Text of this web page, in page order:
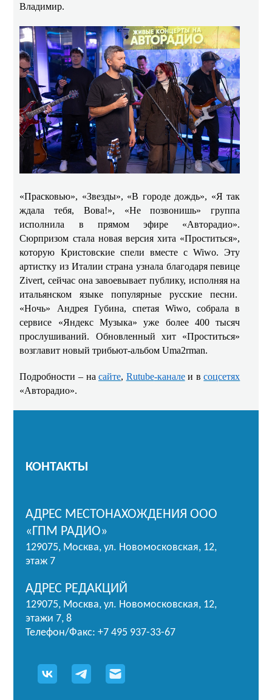
Владимир.
«Прасковью», «Звезды», «В городе дождь», «Я так
ждала тебя, Вова!», «Не позвонишь» группа
исполнила в прямом эфире «Авторадио».
Сюрпризом стала новая версия хита «Проститься»,
которую Кристовские спели вместе c Wiwo. Эту
артистку из Италии страна узнала благодаря певице
Zivert, сейчас она завоевывает публику, исполняя на
итальянском языке популярные русские песни.
«Ночь» Андрея Губина, спетая Wiwo, собрала в
сервисе «Яндекс Музыка» уже более 400 тысяч
прослушиваний. Обновленный хит «Проститься»
возглавит новый трибьют-альбом Uma2rman.
Подробности – насайте, Rutube-каналеи всоцсетях
«Авторадио».
КОНТАКТЫ
АДРЕС МЕСТОНАХОЖДЕНИЯ ООО
«ГПМ РАДИО»
129075, Москва, ул. Новомосковская, 12,
этаж 7
АДРЕС РЕДАКЦИЙ
129075, Москва, ул. Новомосковская, 12,
этажи 7, 8
Телефон/Факс: +7 495 937-33-67